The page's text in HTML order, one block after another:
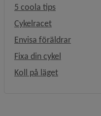
5 coola tips, 7.1 MB,
Cykelracet, 9.6 MB,
Envisa föräldrar, 5 MB,
Fixa din cykel
Koll på läget, 10.9 MB,